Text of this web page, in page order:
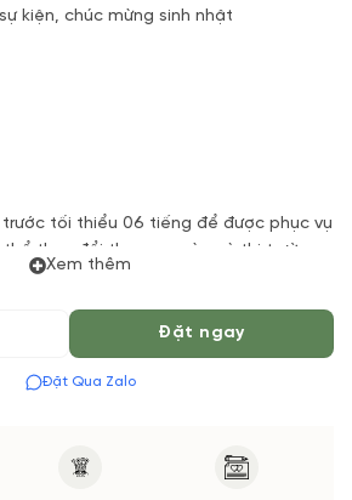
kiện, chúc mừng sinh nhật
tối thiểu 06 tiếng để được phục vụ
thay đổi theo vụ mùa và thị trường.
sẽ được cập nhật trước và xác nhận từ
Xem thêm
Đặt ngay
Đặt Qua Zalo